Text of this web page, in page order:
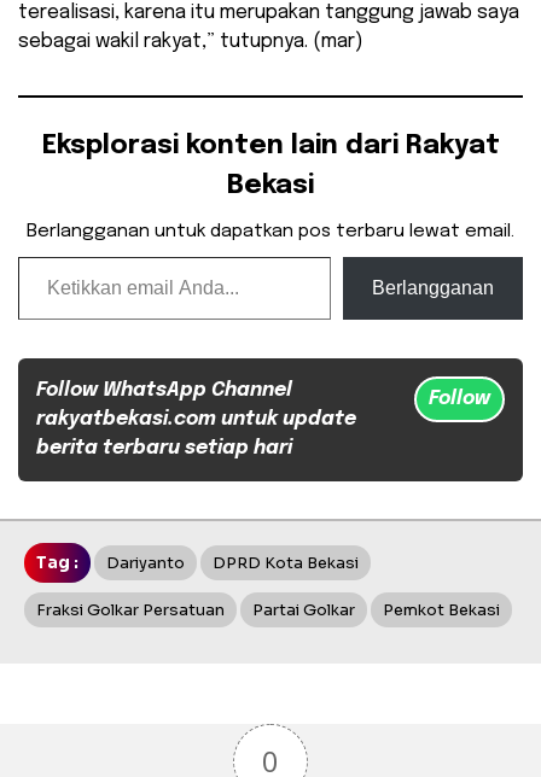
terealisasi, karena itu merupakan tanggung jawab saya
sebagai wakil rakyat,” tutupnya. (mar)
Eksplorasi konten lain dari Rakyat
Bekasi
Berlangganan untuk dapatkan pos terbaru lewat email.
Ketikkan email Anda...
Berlangganan
Follow WhatsApp Channel
rakyatbekasi.com untuk update
berita terbaru setiap hari
Follow
Tag : Dariyanto DPRD Kota Bekasi
Fraksi Golkar Persatuan Partai Golkar Pemkot Bekasi
0